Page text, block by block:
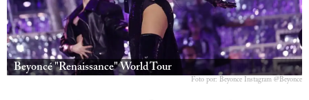
Beyoncé "Renaissance" World Tour
Foto por: Beyonce Instagram @Beyonce